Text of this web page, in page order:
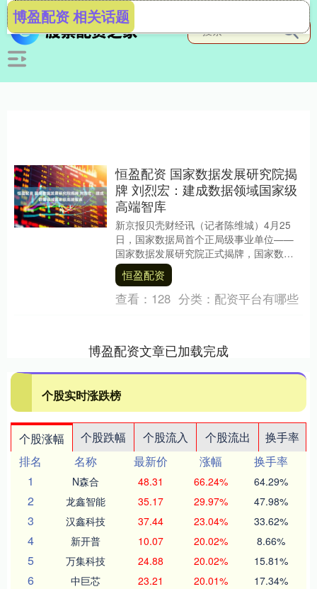
博盈配资 相关话题
恒盈配资 国家数据发展研究院揭
牌 刘烈宏：建成数据领域国家级
高端智库
新京报贝壳财经讯（记者陈维城）4月25
日，国家数据局首个正局级事业单位——
国家数据发展研究院正式揭牌，国家数据
局党组书记、局长刘烈宏表示，对国家数
据局整体工作来....
恒盈配资
查看： 128 分类： 配资平台有哪些
博盈配资文章已加载完成
个股实时涨跌榜
个股涨幅 个股跌幅 个股流入 个股流出
换手率
排名
名称 最新价 涨幅
换手率
1
N森合 48.31 66.24% 64.29%
2 龙鑫智能 35.17 29.97% 47.98%
3 汉鑫科技 37.44 23.04% 33.62%
4 新开普 10.07 20.02% 8.66%
5 万集科技 24.88 20.02% 15.81%
6 中巨芯 23.21 20.01% 17.34%